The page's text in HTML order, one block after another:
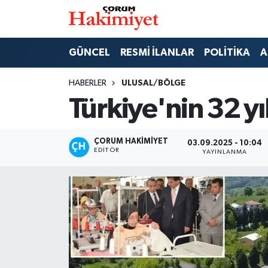
GÜNCEL RESMİ İLANLAR POLİTİKA
HABERLER ULUSAL/BÖLGE
Türkiye'nin 32
ÇORUM HAKIMIYET
EDITÖR
03.09.2025 - 10:04
YAYINLANMA
GÜNCEL
AKTÜEL
Nöbetçi Eczaneler
Çorum Namaz Vakitleri
Trafik Durumu
Tüm Manşetler
Son Dakika Haberleri
Haber Arşivi